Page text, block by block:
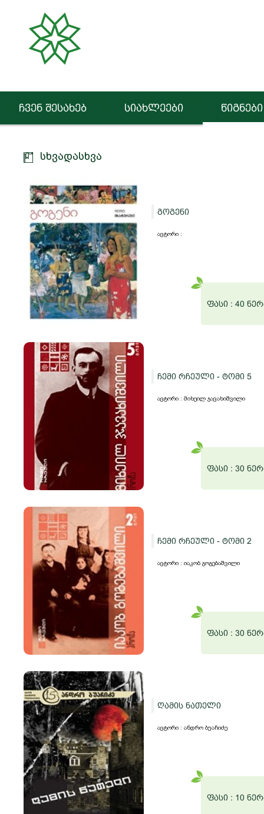
ჩვენ შესახებ სიახლეები წიგნები
სხვადასხვა
გოგენი
ავტორი :
ფასი : 40
ჩემი რჩეული - ტომი 5
ავტორი : მიხეილ ჯავახიშვილი
ფასი : 30
ჩემი რჩეული - ტომი 2
ავტორი : იაკობ გოგებაშვილი
ფასი : 30
ღამის ნათელი
ავტორი : ანდრო ბუაჩიძე
ფასი : 10